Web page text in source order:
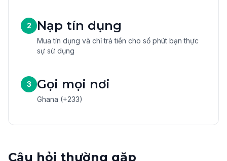
2 Nạp tín dụng
Mua tín dụng và chỉ trả tiền cho số phút bạn thực
sự sử dụng
3 Gọi mọi nơi
Ghana (+233)
Câu hỏi thường gặp